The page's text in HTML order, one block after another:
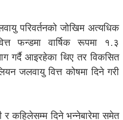
परिवर्तनको जोखिम अत्यधिक
फन्डमा वार्षिक रूपमा १.३
गर्दै आइरहेका थिए तर विकसित
जलवायु वित्त कोषमा दिने गरी
कहिलेसम्म दिने भन्नेबारेमा समेत